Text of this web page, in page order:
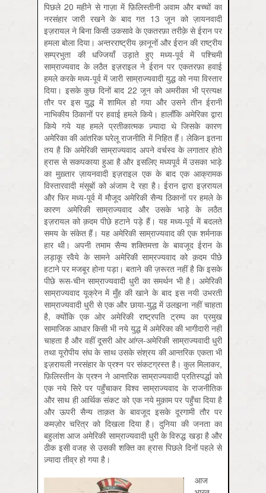
पिछले 20 महीने से गाज़ा में फ़िलिस्तीनी अवाम और बच्चों का
नरसंहार जारी रखने के बाद गत 13 जून को ज़ायनवादी
इज़रायल ने बिना किसी उकसावे के एकतरफ़ा तरीक़े से ईरान पर
हमला बोला दिया। अन्तरराष्ट्रीय क़ानूनों और ईरान की राष्ट्रीय
सम्प्रभुता की धज्जियाँ उड़ाते हुए मध्य-पूर्व में पश्चिमी
साम्राज्यवाद के लठैत इज़राइल ने ईरान पर एकतरफ़ा हवाई
हमले करके मध्य-पूर्व में जारी साम्राज्यवादी युद्ध को नया विस्तार
दिया। इसके कुछ दिनों बाद 22 जून को अमरीका भी प्रत्यक्ष
तौर पर इस युद्ध में शामिल हो गया और उसने तीन ईरानी
नाभिकीय ठिकानों पर हवाई हमले किये। हालाँकि अमेरिका द्वारा
किये गये यह हमले प्रतीकात्मक ज़्यादा थे जिसके कारण
अमेरिका की आंतरिक घरेलू राजनीति में निहित हैं। लेकिन इतना
तय है कि अमेरिकी साम्राज्यवाद अपने वर्चस्व के लगातार होते
ह्रास से सकपकाया हुआ है और इसलिए मध्यपूर्व में उसका भाड़े
का मुख़्तार ज़ायनवादी इज़राइल एक के बाद एक आक्रामक
विस्तारवादी मंसूबों को अंजाम दे रहा है। ईरान द्वारा इज़रायल
और फिर मध्य-पूर्व में मौजूद अमेरिकी सैन्य ठिकानों पर हमले के
कारण अमेरिकी साम्राज्यवाद और उसके भाड़े के लठैत
इज़रायल को क़दम पीछे हटाने पड़े हैं। यह मध्य-पूर्व में बदलते
समय के संकेत हैं। यह अमेरिकी साम्राज्यवाद की एक शर्मनाक
हार थी। अपनी तमाम सैन्य शक्तिमत्ता के बावजूद ईरान के
लड़ाकू रवैये के सामने अमेरिकी साम्रज्यवाद को क़दम पीछे
हटाने पर मजबूर होना पड़ा। बताने की ज़रूरत नहीं है कि इसके
पीछे रूस-चीन साम्राज्यवादी धुरी का समर्थन भी है। अमेरिकी
साम्राज्यवाद यूक्रेन में मुँह की खाने के बाद इस नयी उभरती
साम्राज्यवादी धुरी से एक और छाया-युद्ध में उलझना नहीं चाहता
है, क्योंकि एक ओर अमेरिकी राष्ट्रपति ट्रम्प का प्रमुख
सामाजिक आधार किसी भी नये युद्ध में अमेरिका की भागीदारी नहीं
चाहता है और वहीं दूसरी ओर आंग्ल-अमेरिकी साम्राज्यवादी धुरी
तथा यूरोपीय संघ के साथ उसके संश्रय की आन्तरिक एकता भी
इज़रायली नरसंहार के प्रश्न पर संकटग्रस्त है। कुल मिलाकर,
फ़िलिस्तीन के प्रश्न ने आन्तरिक साम्राज्यवादी प्रतिस्पर्द्धा को
एक नये सिरे पर पहुँचाकर विश्व साम्राज्यवाद के राजनीतिक
और साथ ही आर्थिक संकट को एक नये मुक़ाम पर पहुँचा दिया है
और ऊपरी सैन्य ताक़त के बावजूद इसके दूरगामी तौर पर
कमज़ोर चरित्र को दिखला दिया है। दुनिया की जनता का
बहुलांश आज अमेरिकी साम्राज्यवादी धुरी के विरुद्ध खड़ा है और
ठीक इसी वजह से उसकी शक्ति का ह्रास पिछले दिनों पहले से
ज़्यादा तीव्र हो गया है।
आज